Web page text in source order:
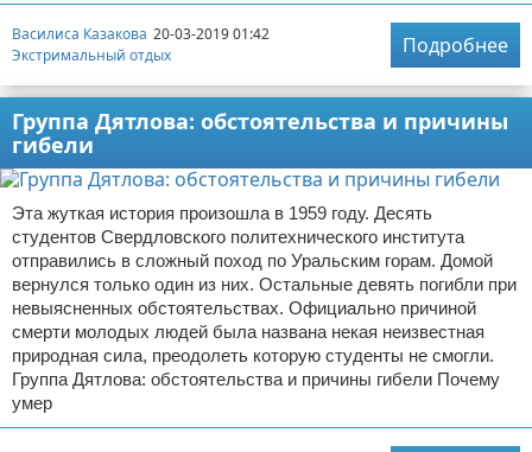
Василиса Казакова 20-03-2019 01:42
Экстримальный отдых
Подробнее
Группа Дятлова: обстоятельства и причины
гибели
Эта жуткая история произошла в 1959 году. Десять
студентов Свердловского политехнического института
отправились в сложный поход по Уральским горам. Домой
вернулся только один из них. Остальные девять погибли при
невыясненных обстоятельствах. Официально причиной
смерти молодых людей была названа некая неизвестная
природная сила, преодолеть которую студенты не смогли.
Группа Дятлова: обстоятельства и причины гибели Почему
умер